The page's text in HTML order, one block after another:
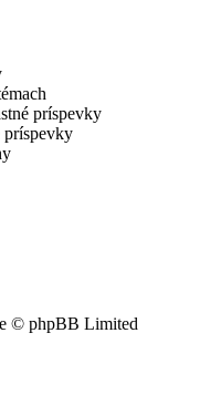
príspevky
príspevky
© phpBB Limited